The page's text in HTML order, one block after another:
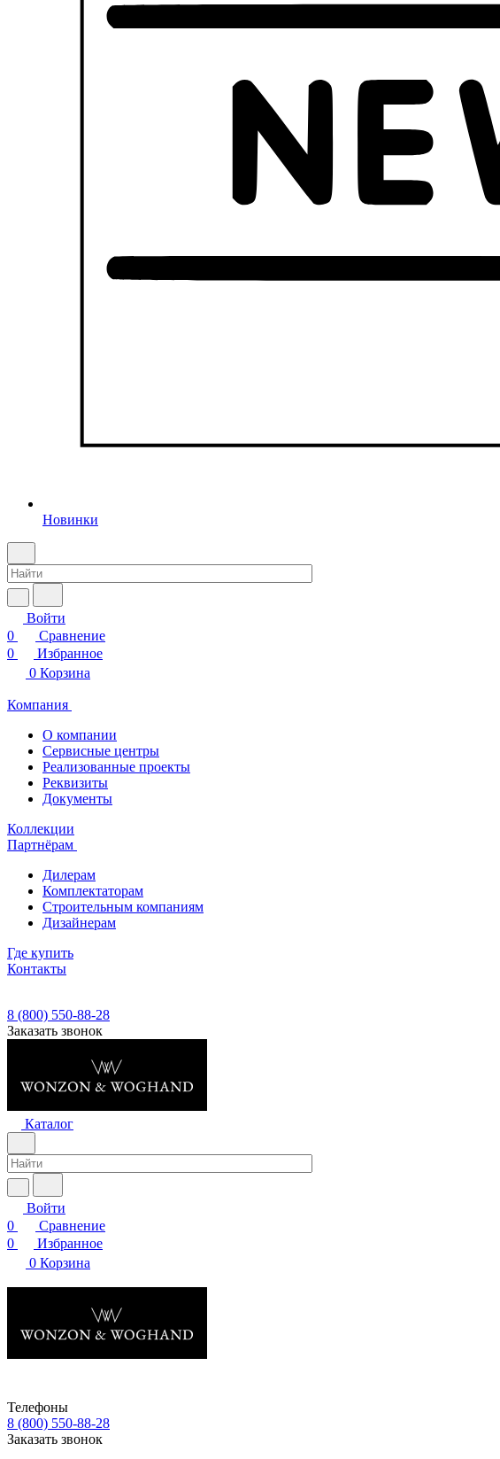
Новинки
Войти
0
Сравнение
0
Избранное
0 Корзина
Компания
О компании
Сервисные центры
Реализованные проекты
Реквизиты
Документы
Коллекции
Партнёрам
Дилерам
Комплектаторам
Строительным компаниям
Дизайнерам
Где купить
Контакты
8 (800) 550-88-28
Заказать звонок
Каталог
Войти
0
Сравнение
0
Избранное
0 Корзина
Телефоны
8 (800) 550-88-28
Заказать звонок